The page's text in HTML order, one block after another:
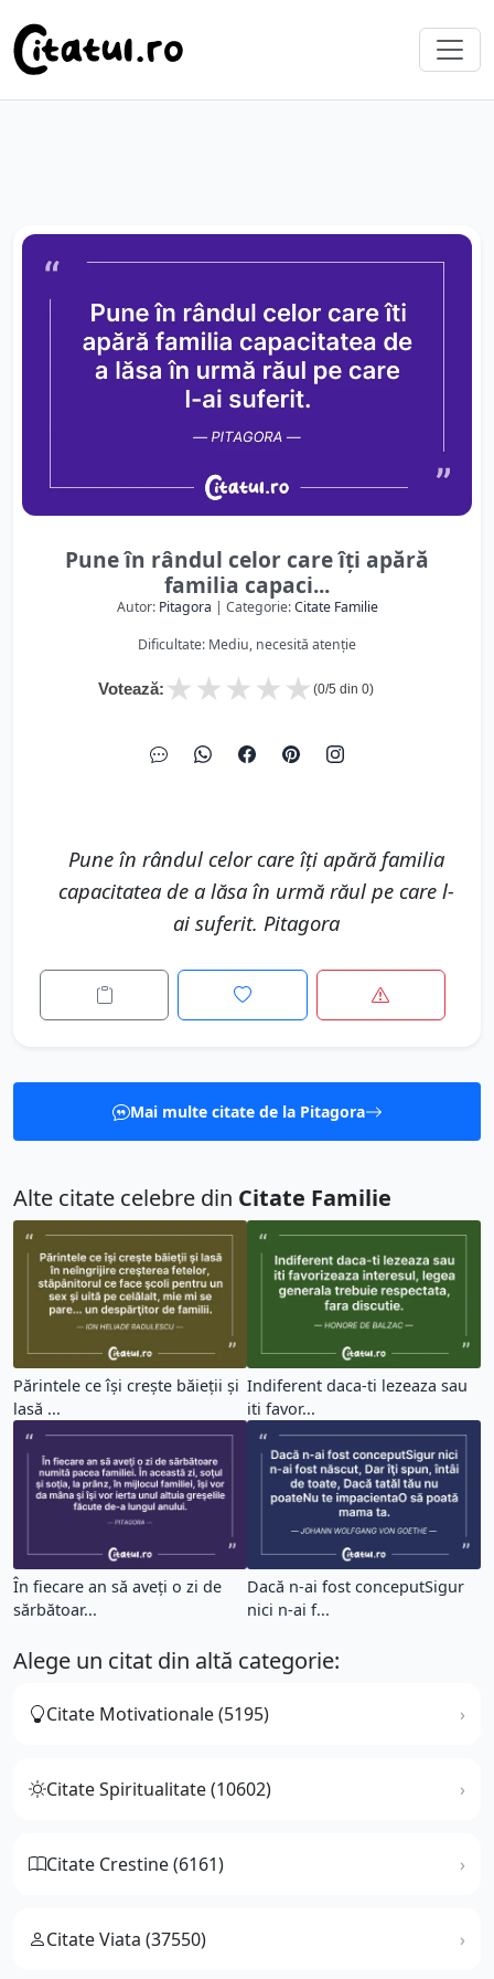
Pune în rândul celor care îți apără
familia capaci...
Autor: Pitagora | Categorie:Citate Familie
Dificultate: Mediu, necesită atenție
Votează: ★
★
★
★
★ (0/5 din 0)
Pune în rândul celor care îți apără familia
capacitatea de a lăsa în urmă răul pe care l-
ai suferit. Pitagora
Mai multe citate de la Pitagora
Alte citate celebre din Citate Familie
Părintele ce îşi creşte băieţii şi
lasă ...
Indiferent daca-ti lezeaza sau
iti favor...
În fiecare an să aveţi o zi de
sărbătoar...
Dacă n-ai fost conceputSigur
nici n-ai f...
Alege un citat din altă categorie:
Citate Motivationale (5195)
Citate Spiritualitate (10602)
Citate Crestine (6161)
Citate Viata (37550)